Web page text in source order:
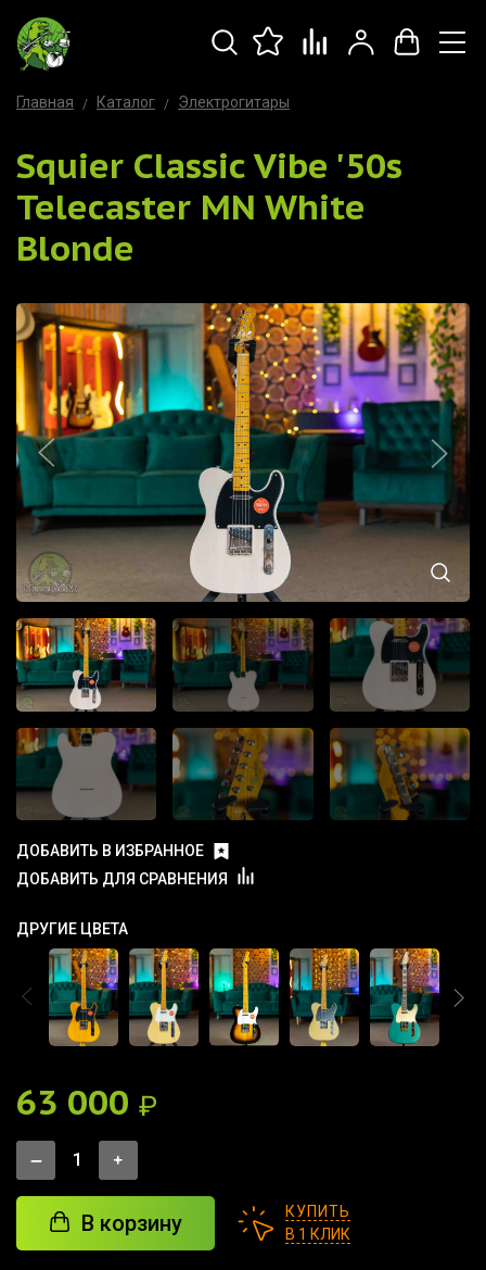
Главная Каталог Электрогитары
Squier Classic Vibe '50s
Telecaster MN White
Blonde
ДОБАВИТЬ В ИЗБРАННОЕ
ДОБАВИТЬ ДЛЯ СРАВНЕНИЯ
ДРУГИЕ ЦВЕТА
63 000 ₽
В корзину
КУПИТЬ
В 1 КЛИК